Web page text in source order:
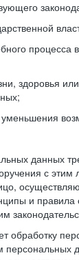
процесса
здоровья
данных
с
и правила
обработку
персональных